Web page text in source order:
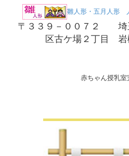
雛人形・五月人形
〒３３９－００７２ 埼
区古ケ場２丁目 岩
赤ちゃん授乳